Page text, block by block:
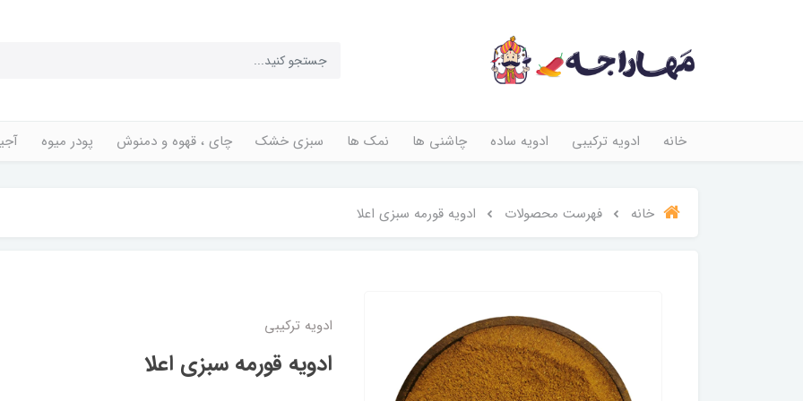
خانه ادویه ترکیبی ادویه ساده چاشنی ها نمک ها سبزی خشک چای ، قهوه و دمنوش پودر میوه
خانه فهرست محصولات ادویه قورمه سبزی اعلا
ادویه ترکیبی
ادویه قورمه سبزی اعلا